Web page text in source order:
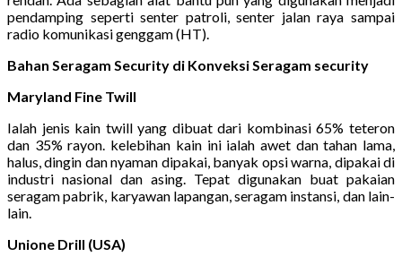
pendamping seperti senter patroli, senter jalan raya sampai
radio komunikasi genggam (HT).
Bahan Seragam Security di Konveksi Seragam security
Maryland Fine Twill
Ialah jenis kain twill yang dibuat dari kombinasi 65% teteron
dan 35% rayon. kelebihan kain ini ialah awet dan tahan lama,
halus, dingin dan nyaman dipakai, banyak opsi warna, dipakai di
industri nasional dan asing. Tepat digunakan buat pakaian
seragam pabrik, karyawan lapangan, seragam instansi, dan lain-
lain.
Unione Drill (USA)